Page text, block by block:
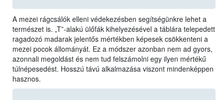
A mezei rágcsálók elleni védekezésben segítségünkre lehet a
természet is. „T”-alakú ülőfák kihelyezésével a táblára telepedett
ragadozó madarak jelentős mértékben képesek csökkenteni a
mezei pocok állományát. Ez a módszer azonban nem ad gyors,
azonnali megoldást és nem tud felszámolni egy ilyen mértékű
túlnépesedést. Hosszú távú alkalmazása viszont mindenképpen
hasznos.